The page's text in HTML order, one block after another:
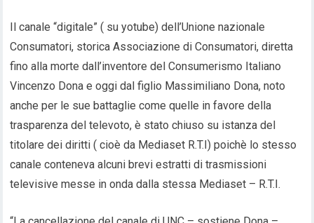
Il canale “digitale” ( su yotube) dell’Unione nazionale
Consumatori, storica Associazione di Consumatori, diretta
fino alla morte dall’inventore del Consumerismo Italiano
Vincenzo Dona e oggi dal figlio Massimiliano Dona, noto
anche per le sue battaglie come quelle in favore della
trasparenza del televoto, è stato chiuso su istanza del
titolare dei diritti ( cioè da Mediaset R.T.I) poichè lo stesso
canale conteneva alcuni brevi estratti di trasmissioni
televisive messe in onda dalla stessa Mediaset – R.T.I.